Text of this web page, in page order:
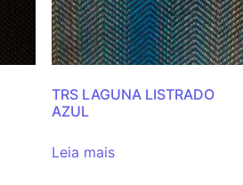
TRS LAGUNA LISTRADO
AZUL
Leia mais